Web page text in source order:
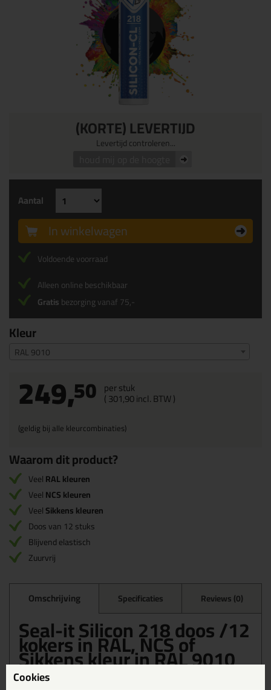
(KORTE) LEVERTIJD
Levertijd controleren...
Kleur
RAL 9010
249,50 per stuk
(301,90incl. BTW )
(geldig bij alle kleurcombinaties)
Aantal
In winkelwagen
Voldoende voorraad
Alleen online beschikbaar
Gratisbezorging vanaf 75,-
Waarom dit product?
VeelRAL kleuren
VeelNCS kleuren
VeelSikkens kleuren
Doos van 12 stuks
Blijvend elastisch
Zuurvrij
Omschrijving Specificaties Reviews (0)
Seal-it Silicon 218 doos /12
kokers in RAL, NCS of
Sikkens kleur in RAL 9010
Bestel de Seal-it Silicon 218 doos /12 kokers in RAL, NCS of
Cookies